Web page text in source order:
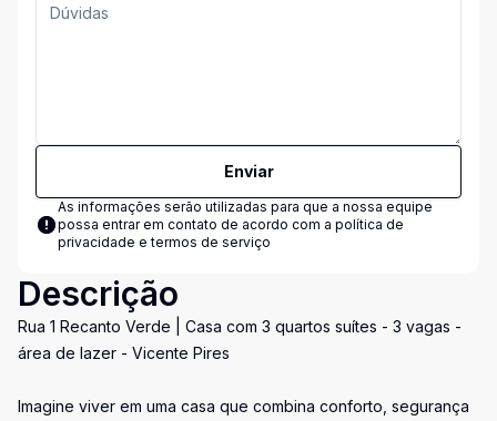
Enviar
As informações serão utilizadas para que a nossa equipe
possa entrar em contato de acordo com a política de
privacidade e termos de serviço
Descrição
Rua 1 Recanto Verde | Casa com 3 quartos suítes - 3 vagas -
área de lazer - Vicente Pires
Imagine viver em uma casa que combina conforto, segurança